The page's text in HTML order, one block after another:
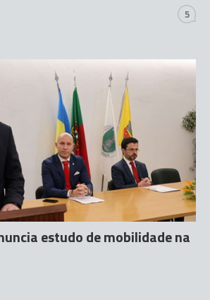
5
estudo de mobilidade na